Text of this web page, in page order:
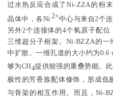
过水热反应合成了Ni-ZZA的粉
晶体中，各Ni 2+中心与来自2个
另外2个连接体的4个氧原子配
三维超分子框架。Ni-BZZA的一
中扩散。一维孔道的大小约为0.6
够为CH4提供较强的重叠势能。
极性的芳香族配体修饰，形成低
与骨架的相互作用。而且，Ni-